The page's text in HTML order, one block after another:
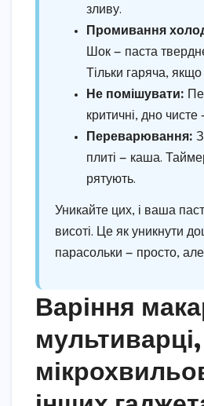
зливу.
Промивання
Шок — паста
Тільки гаряча, якщо
Не помішувати:
критичні, дно чисте
Переварювання:
плиті — каша.
рятують.
Уникайте цих, і ваша
висоті. Це як уникнути
парасольки — просто,
Варіння
мультиварці,